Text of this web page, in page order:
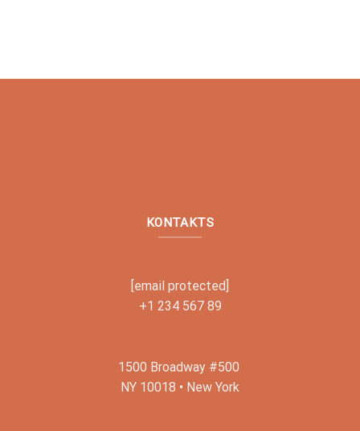
KONTAKTS
[email protected]
+1 234 567 89
1500 Broadway #500
NY 10018 • New York